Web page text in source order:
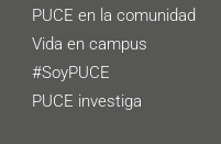
PUCE en la comunidad
Vida en campus
#SoyPUCE
PUCE investiga